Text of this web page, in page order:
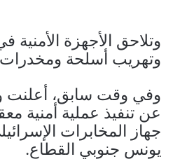
وتلاحق الأجهزة
وتهريب أسلحة ومخدرات
وفي وقت سابق، أعلنت
عن تنفيذ عملية أمنية
جهاز المخابرات
يونس جنوبي القطاع.